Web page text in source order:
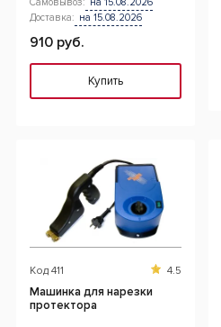
Доставка: на 15.08.2026
910 руб.
Купить
Код 411 4.5
Машинка для нарезки
протектора